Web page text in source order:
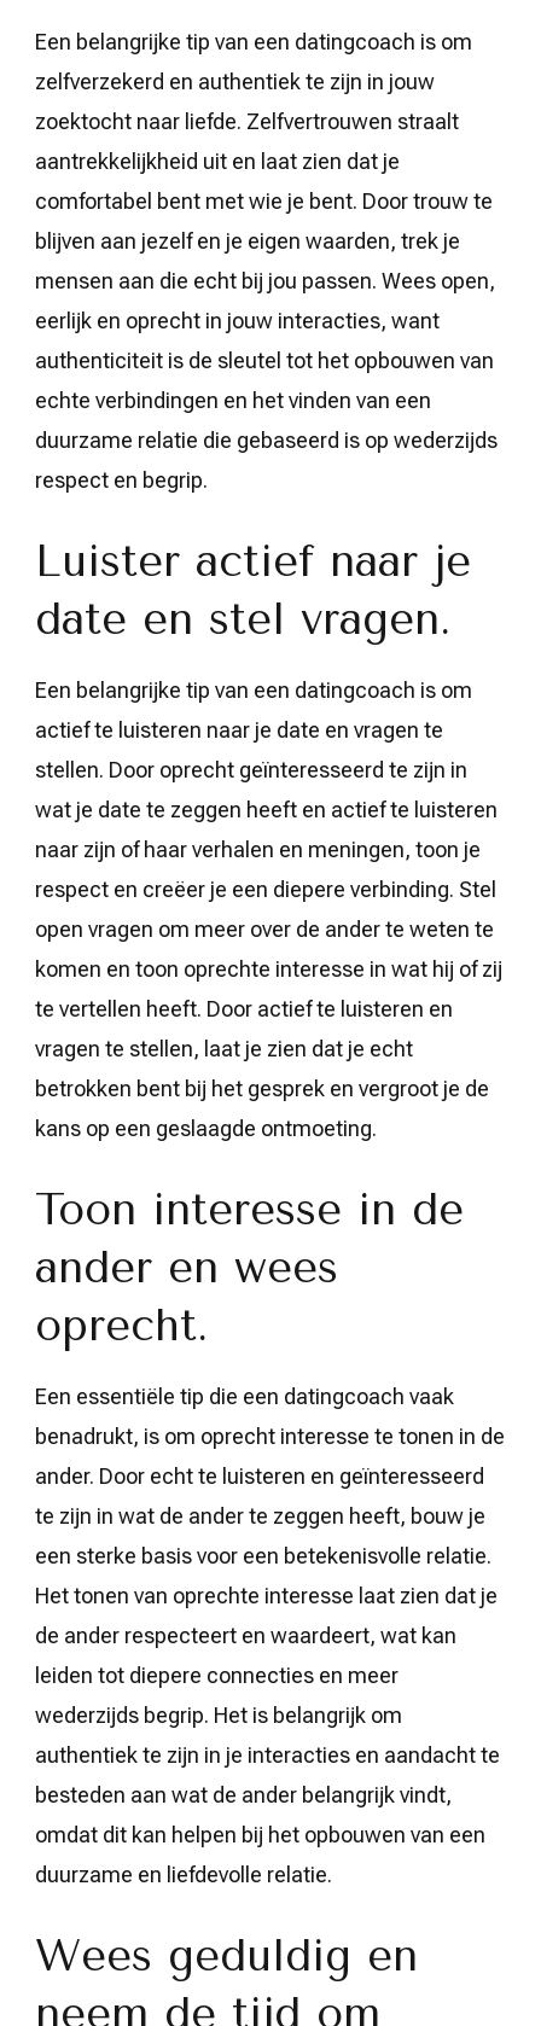
Een belangrijke tip van een datingcoach is om
zelfverzekerd en authentiek te zijn in jouw
zoektocht naar liefde. Zelfvertrouwen straalt
aantrekkelijkheid uit en laat zien dat je
comfortabel bent met wie je bent. Door trouw te
blijven aan jezelf en je eigen waarden, trek je
mensen aan die echt bij jou passen. Wees open,
eerlijk en oprecht in jouw interacties, want
authenticiteit is de sleutel tot het opbouwen van
echte verbindingen en het vinden van een
duurzame relatie die gebaseerd is op wederzijds
respect en begrip.
Luister actief naar je
date en stel vragen.
Een belangrijke tip van een datingcoach is om
actief te luisteren naar je date en vragen te
stellen. Door oprecht geïnteresseerd te zijn in
wat je date te zeggen heeft en actief te luisteren
naar zijn of haar verhalen en meningen, toon je
respect en creëer je een diepere verbinding. Stel
open vragen om meer over de ander te weten te
komen en toon oprechte interesse in wat hij of zij
te vertellen heeft. Door actief te luisteren en
vragen te stellen, laat je zien dat je echt
betrokken bent bij het gesprek en vergroot je de
kans op een geslaagde ontmoeting.
Toon interesse in de
ander en wees
oprecht.
Een essentiële tip die een datingcoach vaak
benadrukt, is om oprecht interesse te tonen in de
ander. Door echt te luisteren en geïnteresseerd
te zijn in wat de ander te zeggen heeft, bouw je
een sterke basis voor een betekenisvolle relatie.
Het tonen van oprechte interesse laat zien dat je
de ander respecteert en waardeert, wat kan
leiden tot diepere connecties en meer
wederzijds begrip. Het is belangrijk om
authentiek te zijn in je interacties en aandacht te
besteden aan wat de ander belangrijk vindt,
omdat dit kan helpen bij het opbouwen van een
duurzame en liefdevolle relatie.
Wees geduldig en
neem de tijd om